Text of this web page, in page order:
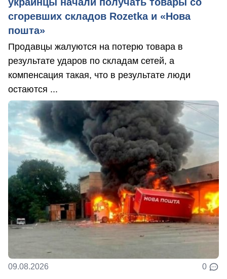
сгоревших складов Rozetka и «Нова
пошта»
Продавцы жалуются на потерю товара в
результате ударов по складам сетей, а
компенсация такая, что в результате люди
остаются ...
09.08.2026 0